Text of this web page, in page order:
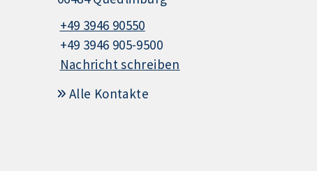
+49 3946 90550
+49 3946 905-9500
Nachricht schreiben
Alle Kontakte